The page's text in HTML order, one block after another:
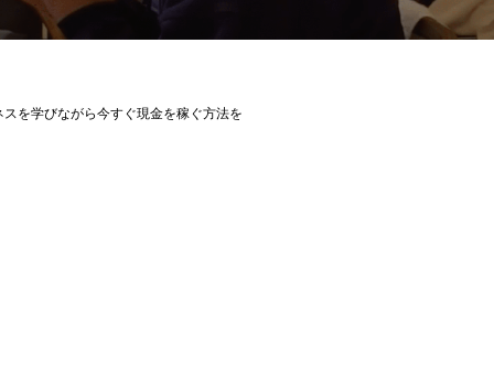
を学びながら今すぐ現金を稼ぐ方法を